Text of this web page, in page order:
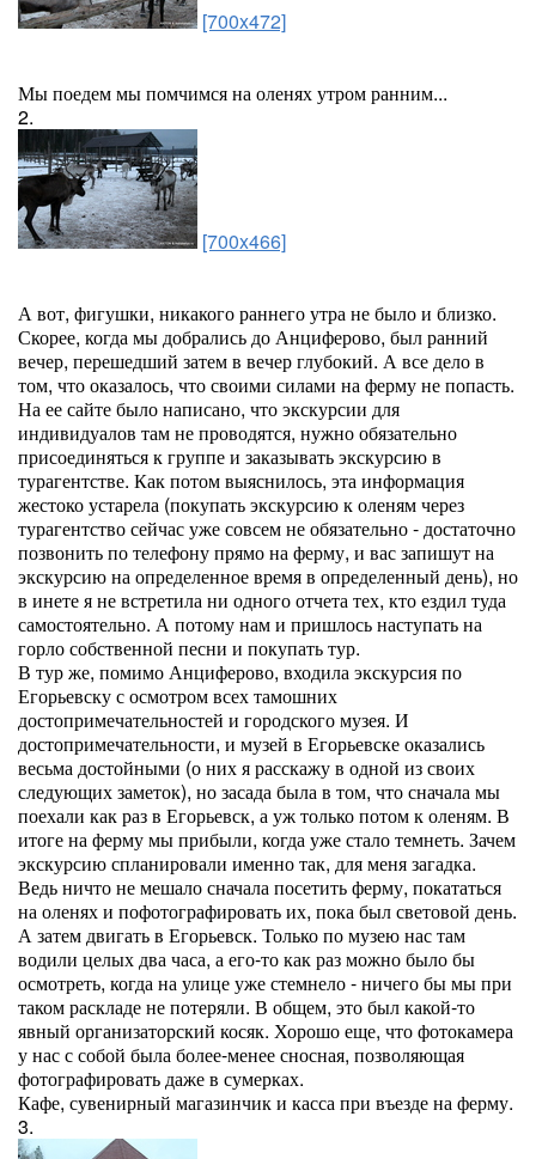
[700x472]
Мы поедем мы помчимся на оленях утром ранним...
2.
[700x466]
А вот, фигушки, никакого раннего утра не было и близко.
Скорее, когда мы добрались до Анциферово, был ранний
вечер, перешедший затем в вечер глубокий. А все дело в
том, что оказалось, что своими силами на ферму не попасть.
На ее сайте было написано, что экскурсии для
индивидуалов там не проводятся, нужно обязательно
присоединяться к группе и заказывать экскурсию в
турагентстве. Как потом выяснилось, эта информация
жестоко устарела (покупать экскурсию к оленям через
турагентство сейчас уже совсем не обязательно - достаточно
позвонить по телефону прямо на ферму, и вас запишут на
экскурсию на определенное время в определенный день), но
в инете я не встретила ни одного отчета тех, кто ездил туда
самостоятельно. А потому нам и пришлось наступать на
горло собственной песни и покупать тур.
В тур же, помимо Анциферово, входила экскурсия по
Егорьевску с осмотром всех тамошних
достопримечательностей и городского музея. И
достопримечательности, и музей в Егорьевске оказались
весьма достойными (о них я расскажу в одной из своих
следующих заметок), но засада была в том, что сначала мы
поехали как раз в Егорьевск, а уж только потом к оленям. В
итоге на ферму мы прибыли, когда уже стало темнеть. Зачем
экскурсию спланировали именно так, для меня загадка.
Ведь ничто не мешало сначала посетить ферму, покататься
на оленях и пофотографировать их, пока был световой день.
А затем двигать в Егорьевск. Только по музею нас там
водили целых два часа, а его-то как раз можно было бы
осмотреть, когда на улице уже стемнело - ничего бы мы при
таком раскладе не потеряли. В общем, это был какой-то
явный организаторский косяк. Хорошо еще, что фотокамера
у нас с собой была более-менее сносная, позволяющая
фотографировать даже в сумерках.
Кафе, сувенирный магазинчик и касса при въезде на ферму.
3.